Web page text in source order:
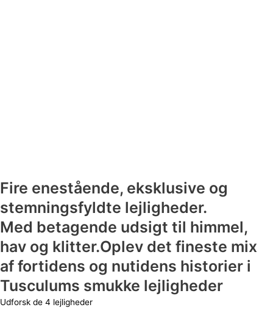
Fire enestående, eksklusive og
stemningsfyldte lejligheder.
Med betagende udsigt til himmel,
hav og klitter.Oplev det fineste mix
af fortidens og nutidens historier i
Tusculums smukke lejligheder
Udforsk de 4 lejligheder